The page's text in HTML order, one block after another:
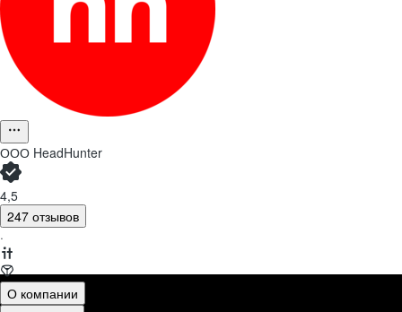
ООО HeadHunter
4,5
247 отзывов
·
О компании